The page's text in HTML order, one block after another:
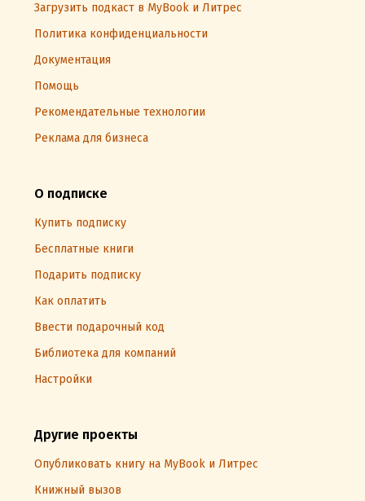
Загрузить подкаст в MyBook и Литрес
Политика конфиденциальности
Документация
Помощь
Рекомендательные технологии
Реклама для бизнеса
О подписке
Купить подписку
Бесплатные книги
Подарить подписку
Как оплатить
Ввести подарочный код
Библиотека для компаний
Настройки
Другие проекты
Опубликовать книгу на MyBook и Литрес
Книжный вызов